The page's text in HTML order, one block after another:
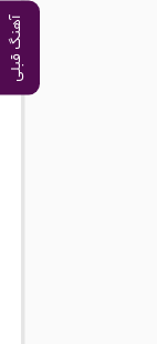
آهنگ قبلی